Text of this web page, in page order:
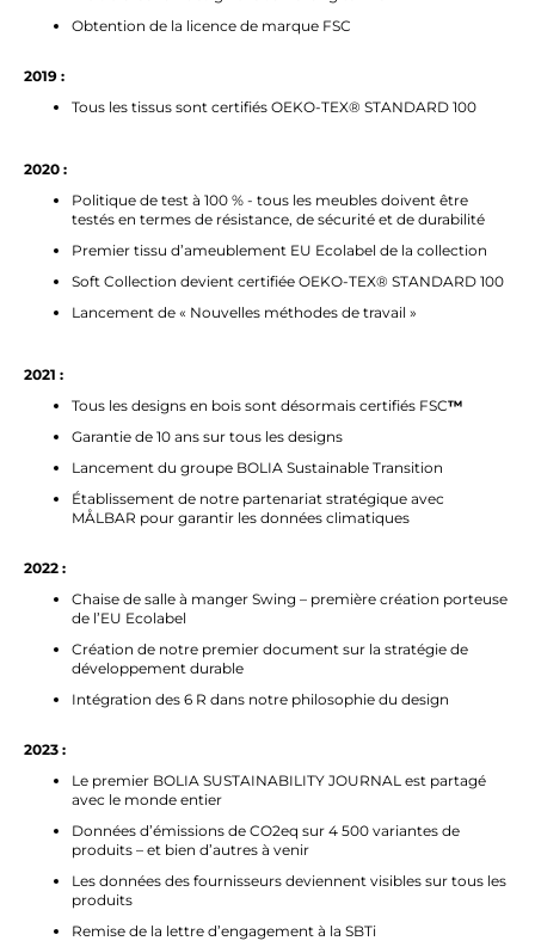
Obtention de la licence de marque FSC
2019 :
Tous les tissus sont certifiés OEKO-TEX® STANDARD 100
2020 :
Politique de test à 100 % - tous les meubles doivent être
testés en termes de résistance, de sécurité et de durabilité
Premier tissu d’ameublement EU Ecolabel de la collection
Soft Collection devient certifiée OEKO-TEX® STANDARD 100
Lancement de « Nouvelles méthodes de travail »
2021 :
Tous les designs en bois sont désormais certifiés FSC™
Garantie de 10 ans sur tous les designs
Lancement du groupe BOLIA Sustainable Transition
Établissement de notre partenariat stratégique avec
MÅLBAR pour garantir les données climatiques
2022 :
Chaise de salle à manger Swing – première création porteuse
de l’EU Ecolabel
Création de notre premier document sur la stratégie de
développement durable
Intégration des 6 R dans notre philosophie du design
2023 :
Le premier BOLIA SUSTAINABILITY JOURNAL est partagé
avec le monde entier
Données d’émissions de CO2eq sur 4 500 variantes de
produits – et bien d’autres à venir
Les données des fournisseurs deviennent visibles sur tous les
produits
Remise de la lettre d’engagement à la SBTi